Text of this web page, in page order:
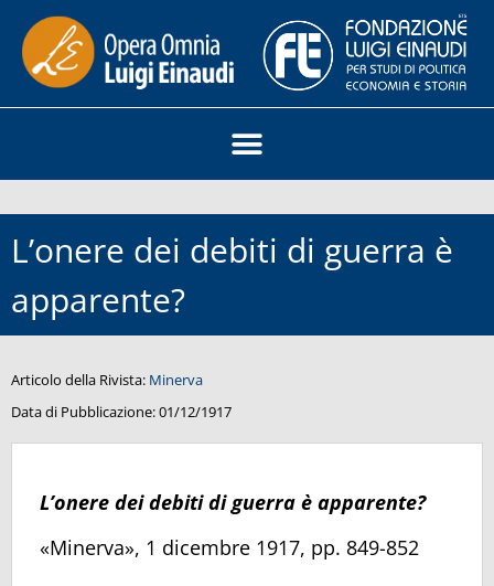
L’onere dei debiti di guerra è
apparente?
Articolo della Rivista: Minerva
Data di Pubblicazione:01/12/1917
L’onere dei debiti di guerra è apparente?
«Minerva», 1 dicembre 1917, pp. 849-852